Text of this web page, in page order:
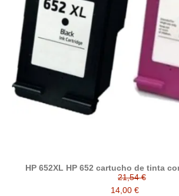
HP 652XL HP 652 cartucho de tinta
cartucho HP F6V25AE
21,54 €
14,00 €